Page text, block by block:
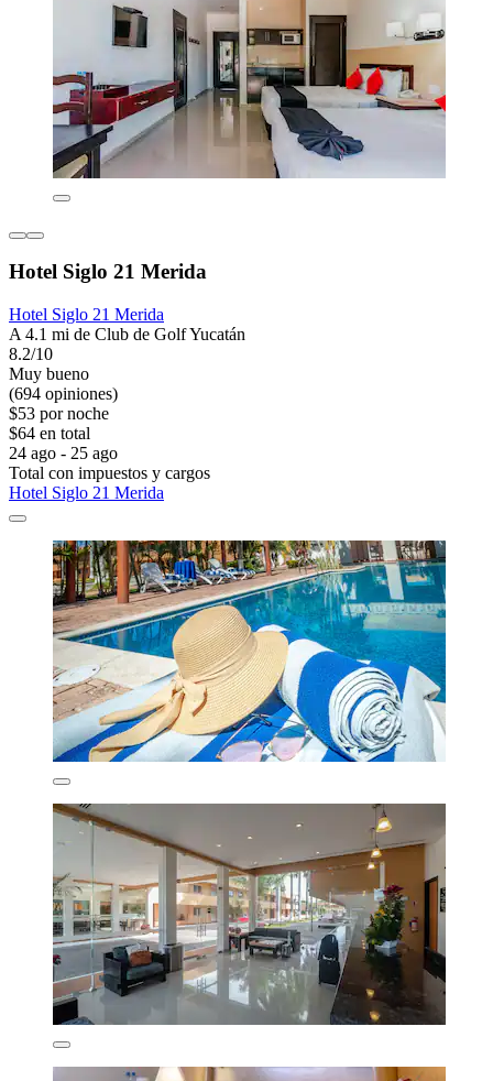
Hotel Siglo 21 Merida
Hotel Siglo 21 Merida
A 4.1 mi de Club de Golf Yucatán
8.2/10
Muy bueno
(694 opiniones)
$53 por noche
$64 en total
24 ago - 25 ago
Total con impuestos y cargos
Hotel Siglo 21 Merida